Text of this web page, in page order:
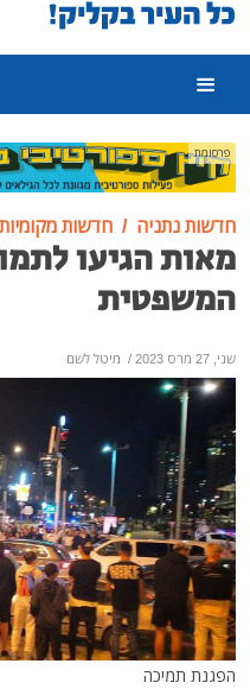
פרסומת
חדשות נתניה חדשות מקומיות
מאות הגיעו
המשפטית
שני, 27 מרס 2023 / מיטל לשם
הפגנת תמיכה